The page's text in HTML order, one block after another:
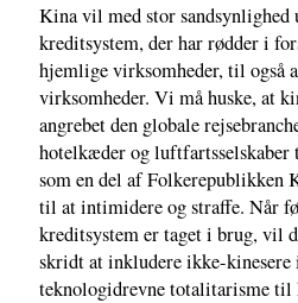
Kina vil med stor sandsynlighed
kreditsystem, der har rødder i
hjemlige virksomheder, til også
virksomheder. Vi må huske, at
angrebet den globale
hotelkæder og luftfartsselskaber
som en del af Folkerepublikken
til at intimidere og straffe. Når
kreditsystem er taget i brug, vil
skridt at inkludere ikke-
teknologidrevne totalitarisme til